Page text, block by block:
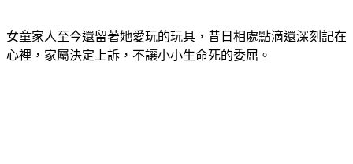
女童家人至今還留著她愛玩的玩具，昔日相處點滴還深刻記在
心裡，家屬決定上訴，不讓小小生命死的委屈。